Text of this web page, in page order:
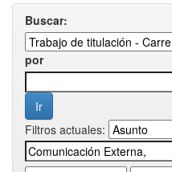
Buscar:
por
Filtros actuales: